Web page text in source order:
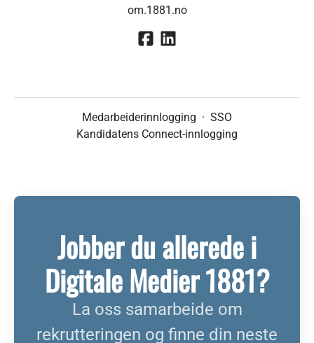
om.1881.no
Medarbeiderinnlogging · SSO
Kandidatens Connect-innlogging
Jobber du allerede i
Digitale Medier 1881?
La oss samarbeide om
rekrutteringen og finne din neste